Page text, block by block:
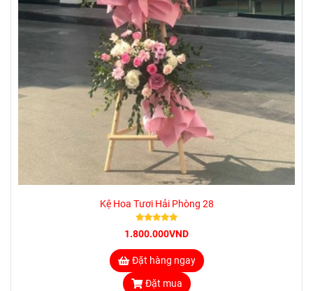
Kệ Hoa Tươi Hải Phòng 28
1.800.000VND
Đặt hàng ngay
Đặt mua